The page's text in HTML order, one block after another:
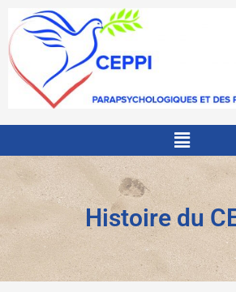
contenu
Menu
Histoire du